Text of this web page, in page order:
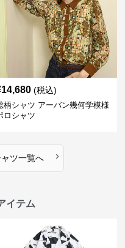
14,680 (税込)
柄シャツ アーバン幾何学模様
ロシャツ
ツ一覧へ ›
イテム